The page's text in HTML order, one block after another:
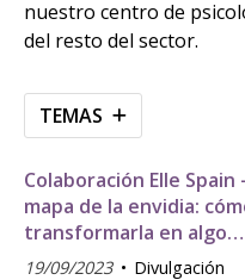
nuestro centro de
del resto del sector.
TEMAS
Colaboración Elle Spain
mapa de la envidia:
transformarla en algo
positivo
19/09/2023 Divulgación